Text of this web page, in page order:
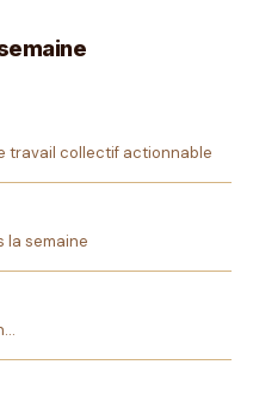
travail collectif actionnable
la semaine